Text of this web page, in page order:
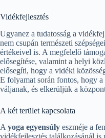
Vidékfejlesztés
Ugyanez a tudatosság a
nem csupán természeti
értékeivel is. A megfelelő
elősegítése, valamint a helyi
elősegíti, hogy a vidéki
E folyamat során fontos, hogy
váljanak, és elkerüljük a
A két terület kapcsolata
Ayoga egyensúly eszméje a